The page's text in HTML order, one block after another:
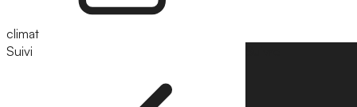
climat
Suivi